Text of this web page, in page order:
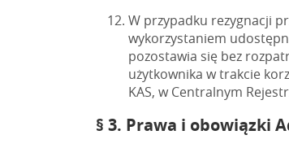
W przypadku rezygnacji
wykorzystaniem
pozostawia się bez
użytkownika w trakcie
KAS, w Centralnym
§ 3. Prawa i obowiązki